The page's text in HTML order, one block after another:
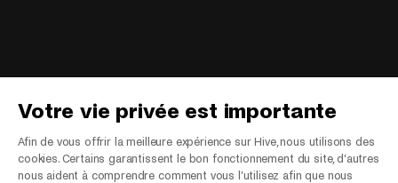
Votre vie privée est importante
Afin de vous offrir la meilleure expérience sur Hive, nous utilisons des
cookies. Certains garantissent le bon fonctionnement du site, d’autres
nous aident à comprendre comment vous l’utilisez afin que nous